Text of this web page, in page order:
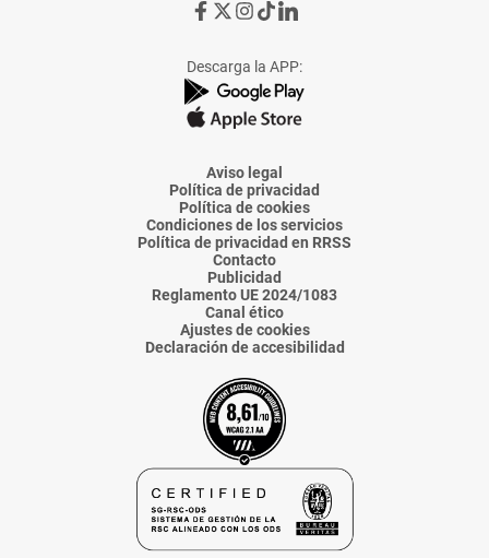
Ir
de
La
Voz
Almería
Ir
de
La
Voz
Almería
Ir
de
La
Voz
Almería
Ir
de
La
Voz
Almería
Ir
de
La
Voz
Descarga la APP:
Aviso legal
Política de privacidad
Política de cookies
Condiciones de los servicios
Política de privacidad en RRSS
Contacto
Publicidad
Reglamento UE 2024/1083
Canal ético
Ajustes de cookies
Declaración de accesibilidad